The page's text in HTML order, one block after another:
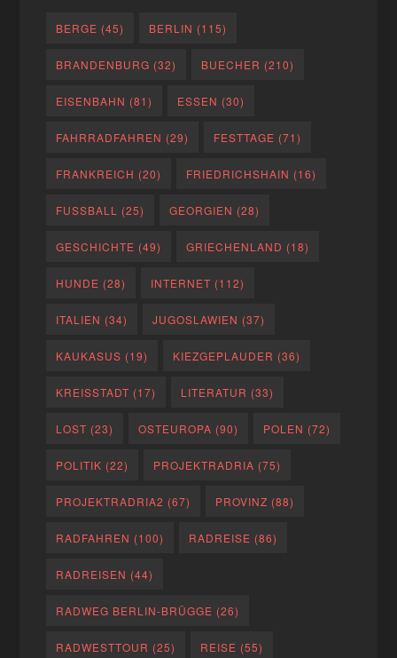
BERGE (45) BERLIN (115)
BRANDENBURG (32) BUECHER (210)
EISENBAHN (81) ESSEN (30)
FAHRRADFAHREN (29) FESTTAGE (71)
FRANKREICH (20) FRIEDRICHSHAIN (16)
FUSSBALL (25) GEORGIEN (28)
GESCHICHTE (49) GRIECHENLAND (18)
HUNDE (28) INTERNET (112)
ITALIEN (34) JUGOSLAWIEN (37)
KAUKASUS (19) KIEZGEPLAUDER (36)
KREISSTADT (17) LITERATUR (33)
LOST (23) OSTEUROPA (90) POLEN (72)
POLITIK (22) PROJEKTRADRIA (75)
PROJEKTRADRIA2 (67) PROVINZ (88)
RADFAHREN (100) RADREISE (86)
RADREISEN (44)
RADWEG BERLIN-BRÜGGE (26)
RADWESTTOUR (25) REISE (55)